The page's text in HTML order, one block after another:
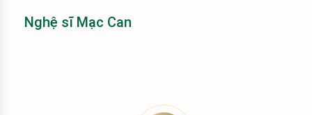
Nghệ sĩ Mạc Can